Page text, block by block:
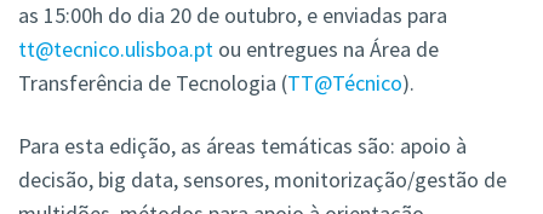
as 15:00h do dia 20 de outubro, e enviadas para
tt@tecnico.ulisboa.pt ou entregues na Área de
Transferência de Tecnologia (TT@Técnico).
Para esta edição, as áreas temáticas são: apoio à
decisão, big data, sensores, monitorização/gestão de